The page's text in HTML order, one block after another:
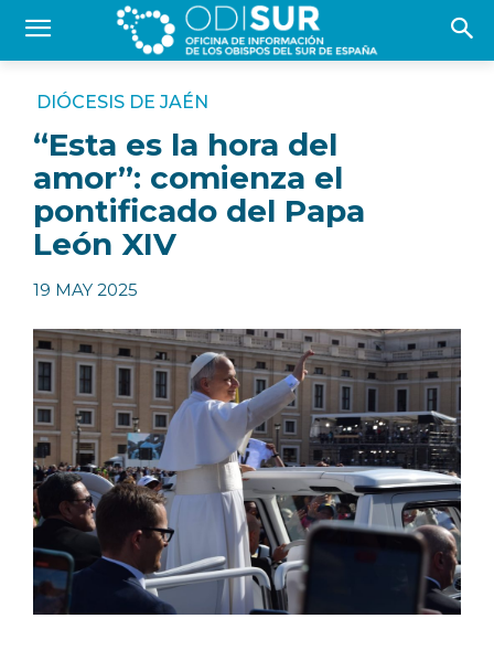
DIÓCESIS DE JAÉN
“Esta es la hora del
amor”: comienza el
pontificado del Papa
León XIV
19 MAY 2025